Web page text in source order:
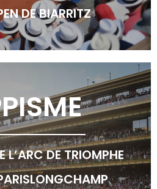
DE BIARRITZ
L’ARC DE TRIOMPHE